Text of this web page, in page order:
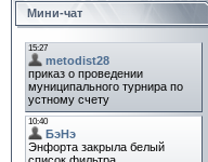
Мини-чат